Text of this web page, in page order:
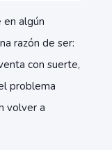
en algún
razón de ser:
con suerte,
problema
volver a